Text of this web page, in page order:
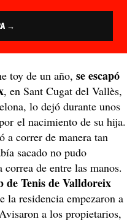
→
toy de un año,se escapó
, en Sant Cugat del Vallès,
lo dejó durante unos
el nacimiento de su hija.
a correr de manera tan
sacado no pudo
de entre las manos.
de Tenis de Valldoreix
la residencia empezaron a
a los propietarios,